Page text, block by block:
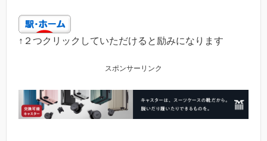
↑２つクリックしていただけると励みになります
スポンサーリンク